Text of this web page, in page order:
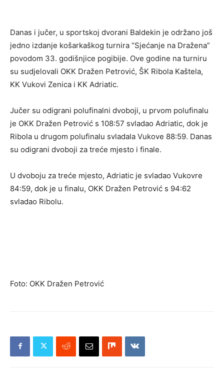
Danas i jučer, u sportskoj dvorani Baldekin je održano još
jedno izdanje košarkaškog turnira “Sjećanje na Dražena”
povodom 33. godišnjice pogibije. Ove godine na turniru
su sudjelovali OKK Dražen Petrović, ŠK Ribola Kaštela,
KK Vukovi Zenica i KK Adriatic.
Jučer su odigrani polufinalni dvoboji, u prvom polufinalu
je OKK Dražen Petrović s 108:57 svladao Adriatic, dok je
Ribola u drugom polufinalu svladala Vukove 88:59. Danas
su odigrani dvoboji za treće mjesto i finale.
U dvoboju za treće mjesto, Adriatic je svladao Vukovre
84:59, dok je u finalu, OKK Dražen Petrović s 94:62
svladao Ribolu.
Foto: OKK Dražen Petrović